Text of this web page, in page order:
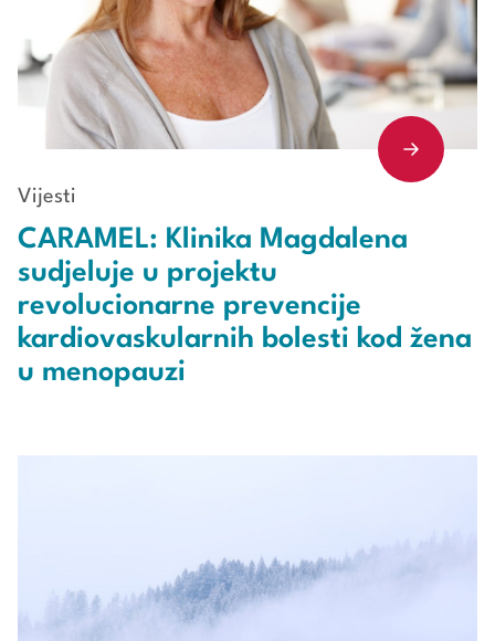
Vijesti
CARAMEL: Klinika Magdalena
sudjeluje u projektu
revolucionarne prevencije
kardiovaskularnih bolesti kod žena
u menopauzi